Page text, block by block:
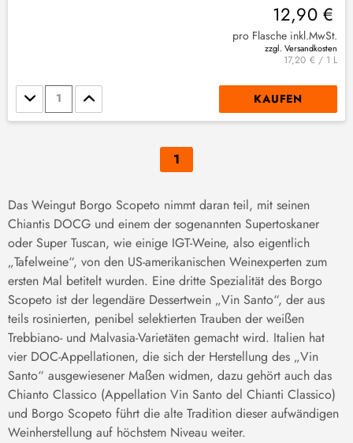
12,90 €
pro Flasche inkl.MwSt.
zzgl. Versandkosten
17,20 € / 1 L
Stückzahl KAUFEN
1
Das Weingut Borgo Scopeto nimmt daran teil, mit seinen
Chiantis DOCG und einem der sogenannten Supertoskaner
oder Super Tuscan, wie einige IGT-Weine, also eigentlich
„Tafelweine“, von den US-amerikanischen Weinexperten zum
ersten Mal betitelt wurden. Eine dritte Spezialität des Borgo
Scopeto ist der legendäre Dessertwein „Vin Santo“, der aus
teils rosinierten, penibel selektierten Trauben der weißen
Trebbiano- und Malvasia-Varietäten gemacht wird. Italien hat
vier DOC-Appellationen, die sich der Herstellung des „Vin
Santo“ ausgewiesener Maßen widmen, dazu gehört auch das
Chianto Classico (Appellation Vin Santo del Chianti Classico)
und Borgo Scopeto führt die alte Tradition dieser aufwändigen
Weinherstellung auf höchstem Niveau weiter.